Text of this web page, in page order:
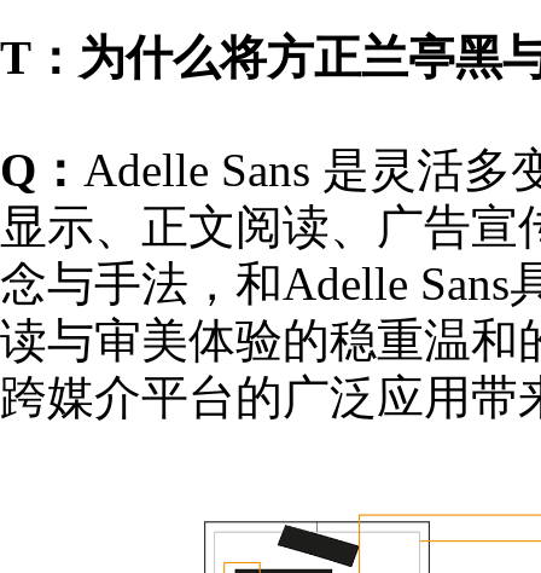
T：为什么将方正兰亭黑
Q： Adelle Sans 是灵活
显示、正文阅读、广告
念与手法，和Adelle
读与审美体验的稳重温和
跨媒介平台的广泛应用带